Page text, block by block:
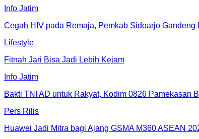
Info Jatim
Cegah HIV pada Remaja, Pemkab Sidoarjo
Lifestyle
Fitnah Jari Bisa Jadi Lebih Kejam
Info Jatim
Bakti TNI AD untuk Rakyat, Kodim 0826 Pamekasan
Pers Rilis
Huawei Jadi Mitra bagi Ajang GSMA M360 ASEAN